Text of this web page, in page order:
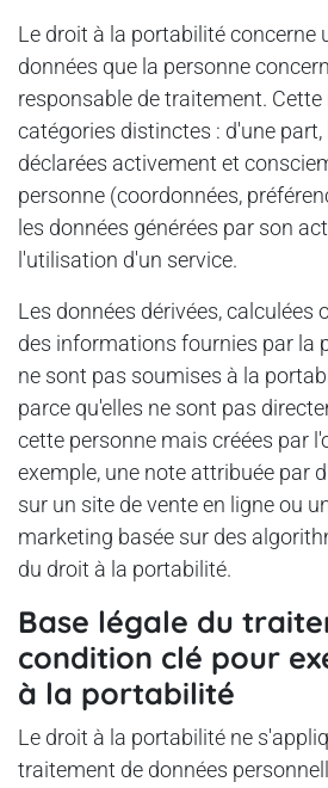
Le droit à la portabilité concerne
données que la personne
responsable de traitement.
catégories distinctes : d'une part,
déclarées activement et
personne (coordonnées,
les données générées par son
l'utilisation d'un service.
Les données dérivées, calculées
des informations fournies par la
ne sont pas soumises à la
parce qu'elles ne sont pas
cette personne mais créées par
exemple, une note attribuée par
sur un site de vente en ligne ou
marketing basée sur des
du droit à la portabilité.
Base légale du
condition clé pour
à la portabilité
Le droit à la portabilité ne
traitement de données